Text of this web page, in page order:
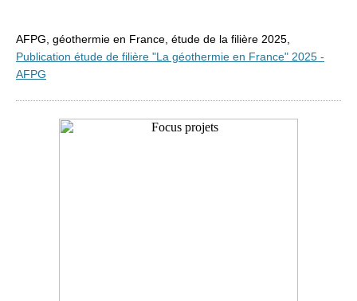
AFPG, géothermie en France, étude de la filière 2025,
Publication étude de filière "La géothermie en France" 2025 -
AFPG